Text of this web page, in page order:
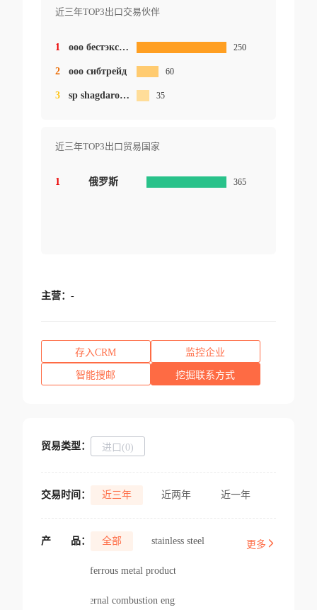
近三年TOP3出口交易伙伴
1 ооо бестэкспертиза 250
2 ооо сибтрейд 60
3 sp shagdarov oleg dorzhievich 35
近三年TOP3出口贸易国家
1 俄罗斯 365
主营： -
存入CRM 监控企业
智能搜邮 挖掘联系方式
贸易类型： 进口(0)
交易时间： 近三年 近两年 近一年
产 品： 全部 stainless steel
ferrous metal product
internal combustion engine
更多